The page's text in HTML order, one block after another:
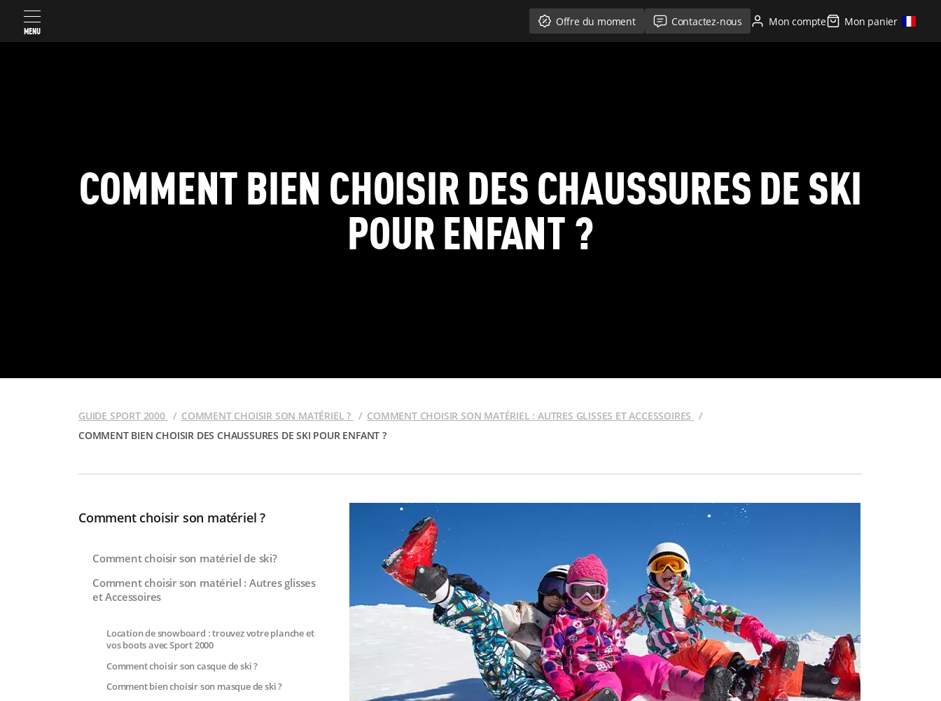
MENU
Offre du moment Contactez-nous Mon compte Mon panier
COMMENT BIEN CHOISIR DES CHAUSSURES DE SKI
POUR ENFANT ?
GUIDE SPORT 2000 COMMENT CHOISIR SON MATÉRIEL ?
COMMENT CHOISIR SON MATÉRIEL : AUTRES GLISSES ET ACCESSOIRES
COMMENT BIEN CHOISIR DES CHAUSSURES DE SKI POUR ENFANT ?
Comment choisir son matériel ?
Comment choisir son matériel de ski?
Comment choisir son matériel : Autres glisses
et Accessoires
Location de snowboard : trouvez votre planche et
vos boots avec Sport 2000
Comment choisir son casque de ski ?
Comment bien choisir son masque de ski ?